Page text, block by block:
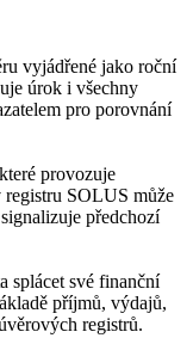
vyjádřené jako roční
úrok i všechny
pro porovnání
provozuje
SOLUS může
předchozí
splácet své finanční
příjmů, výdajů,
registrů.